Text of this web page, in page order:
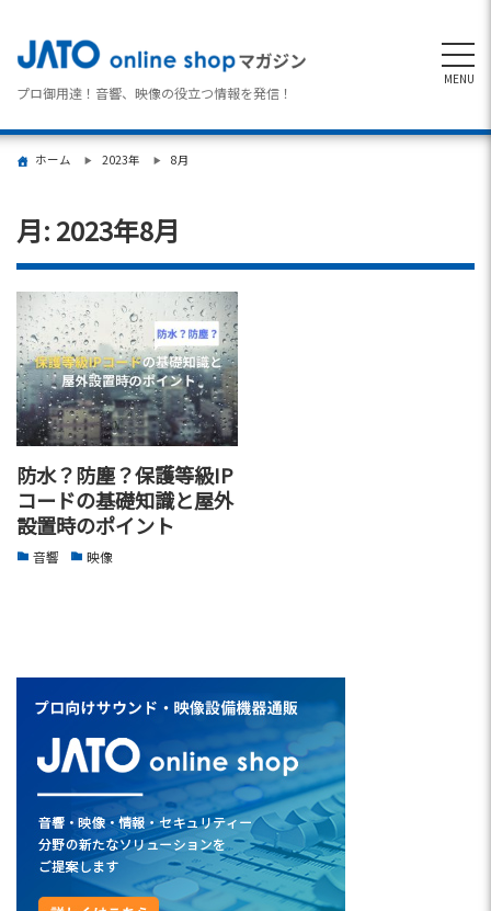
プロ御用達！音響、映像の役立つ情報を発信！
MENU
ホーム 2023年 8月
月: 2023年8月
防水？防塵？保護等級IP
コードの基礎知識と屋外
設置時のポイント
音響 映像